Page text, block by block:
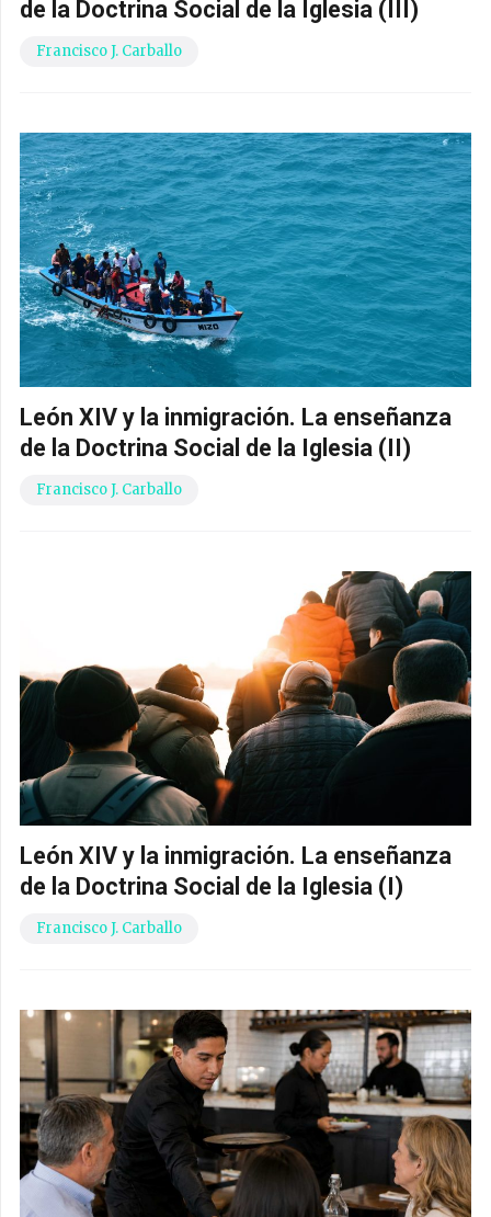
de la Doctrina Social de la Iglesia (III)
Francisco J. Carballo
León XIV y la inmigración. La enseñanza
de la Doctrina Social de la Iglesia (II)
Francisco J. Carballo
León XIV y la inmigración. La enseñanza
de la Doctrina Social de la Iglesia (I)
Francisco J. Carballo